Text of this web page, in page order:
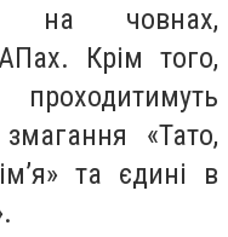
на човнах,
Крім того,
«Тато,
та єдині в